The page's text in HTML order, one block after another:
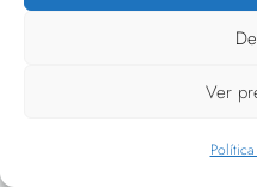
Ver
HOLA